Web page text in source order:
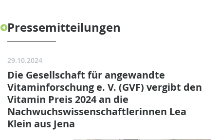
Pressemitteilungen
29.10.2024
Die Gesellschaft für angewandte
Vitaminforschung e. V. (GVF) vergibt den
Vitamin Preis 2024 an die
Nachwuchswissenschaftlerinnen Lea
Klein aus Jena